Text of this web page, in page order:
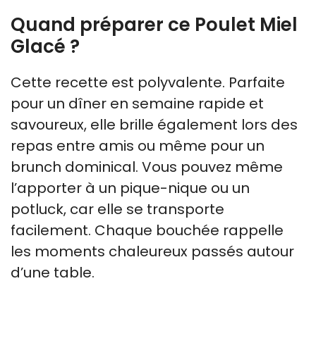
Quand préparer ce Poulet Miel
Glacé ?
Cette recette est polyvalente. Parfaite
pour un dîner en semaine rapide et
savoureux, elle brille également lors des
repas entre amis ou même pour un
brunch dominical. Vous pouvez même
l’apporter à un pique-nique ou un
potluck, car elle se transporte
facilement. Chaque bouchée rappelle
les moments chaleureux passés autour
d’une table.